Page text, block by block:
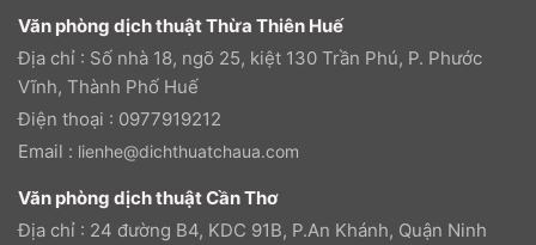
Văn phòng dịch thuật Thừa Thiên Huế
Địa chỉ : Số nhà 18, ngõ 25, kiệt 130 Trần Phú, P. Phước
Vĩnh, Thành Phố Huế
Điện thoại : 0977919212
Email : lienhe@dichthuatchaua.com
Văn phòng dịch thuật Cần Thơ
Địa chỉ : 24 đường B4, KDC 91B, P.An Khánh, Quận Ninh